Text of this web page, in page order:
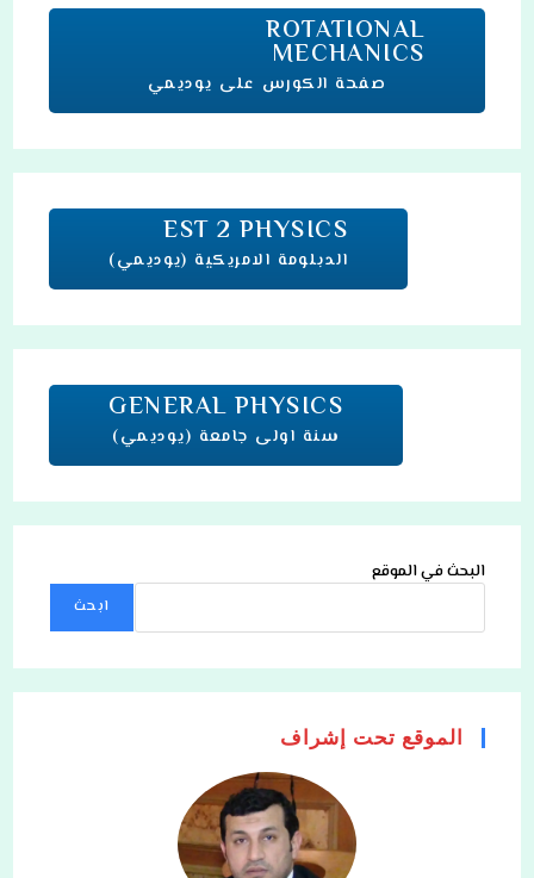
ROTATIONAL
MECHANICS
صفحة الكورس على يوديمي
EST 2 PHYSICS
الدبلومة الامريكية (يوديمي)
GENERAL PHYSICS
سنة اولى جامعة (يوديمي)
البحث في الموقع
ابحث
الموقع تحت إشراف